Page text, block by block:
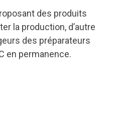
des produits
la production, d’autre
des préparateurs
en permanence.